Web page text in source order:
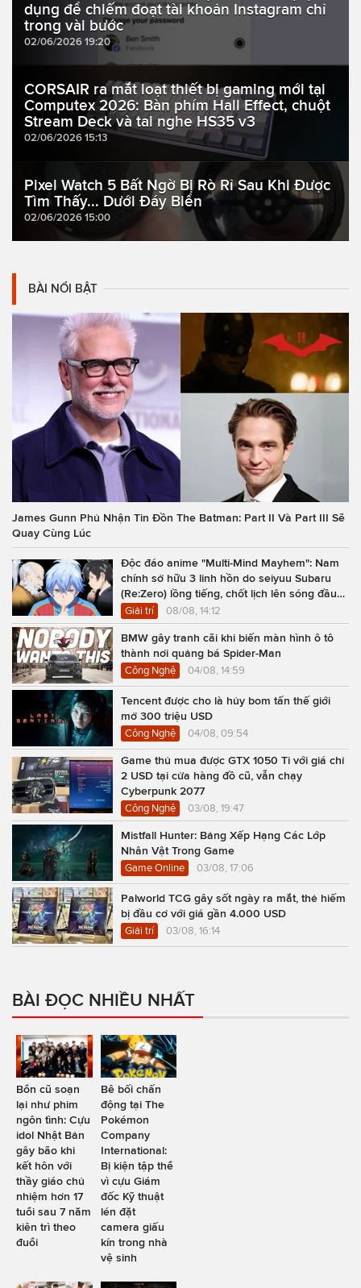
dụng để chiếm đoạt tài khoản Instagram chỉ
trong vài bước
02/06/2026 19:20
CORSAIR ra mắt loạt thiết bị gaming mới tại
Computex 2026: Bàn phím Hall Effect, chuột
Stream Deck và tai nghe HS35 v3
02/06/2026 15:13
Pixel Watch 5 Bất Ngờ Bị Rò Rỉ Sau Khi Được
Tìm Thấy... Dưới Đáy Biển
02/06/2026 15:00
BÀI NỔI BẬT
James Gunn Phủ Nhận Tin Đồn The Batman: Part II Và Part III Sẽ
Quay Cùng Lúc
Độc đáo anime "Multi-Mind Mayhem": Nam
chính sở hữu 3 linh hồn do seiyuu Subaru
(Re:Zero) lồng tiếng, chốt lịch lên sóng đầu
năm 2027
Giải trí 08/08, 14:12
BMW gây tranh cãi khi biến màn hình ô tô
thành nơi quảng bá Spider-Man
Công Nghệ 04/08, 14:59
Tencent được cho là hủy bom tấn thế giới
mở 300 triệu USD
Công Nghệ 04/08, 09:54
Game thủ mua được GTX 1050 Ti với giá chỉ
2 USD tại cửa hàng đồ cũ, vẫn chạy
Cyberpunk 2077
Công Nghệ 03/08, 19:47
Mistfall Hunter: Bảng Xếp Hạng Các Lớp
Nhân Vật Trong Game
Game Online 03/08, 17:06
Palworld TCG gây sốt ngày ra mắt, thẻ hiếm
bị đầu cơ với giá gần 4.000 USD
Giải trí 03/08, 16:14
BÀI ĐỌC NHIỀU NHẤT
Bổn cũ soạn
lại như phim
ngôn tình: Cựu
idol Nhật Bản
gây bão khi
kết hôn với
thầy giáo chủ
nhiệm hơn 17
tuổi sau 7 năm
kiên trì theo
đuổi
Bê bối chấn
động tại The
Pokémon
Company
International:
Bị kiện tập thể
vì cựu Giám
đốc Kỹ thuật
lén đặt
camera giấu
kín trong nhà
vệ sinh